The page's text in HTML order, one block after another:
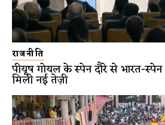
राजनीति
पीयूष गोयल के स्पेन दौरे से भारत-
मिली नई तेज़ी